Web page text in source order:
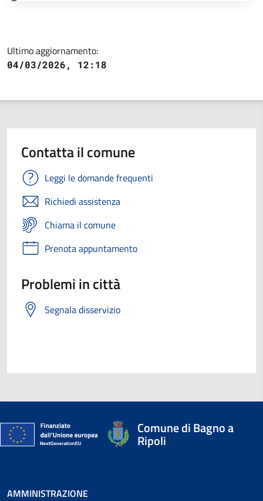
Ultimo aggiornamento:
04/03/2026, 12:18
Contatta il comune
Leggi le domande frequenti
Richiedi assistenza
Chiama il comune
Prenota appuntamento
Problemi in città
Segnala disservizio
Comune di Bagno a
Ripoli
AMMINISTRAZIONE